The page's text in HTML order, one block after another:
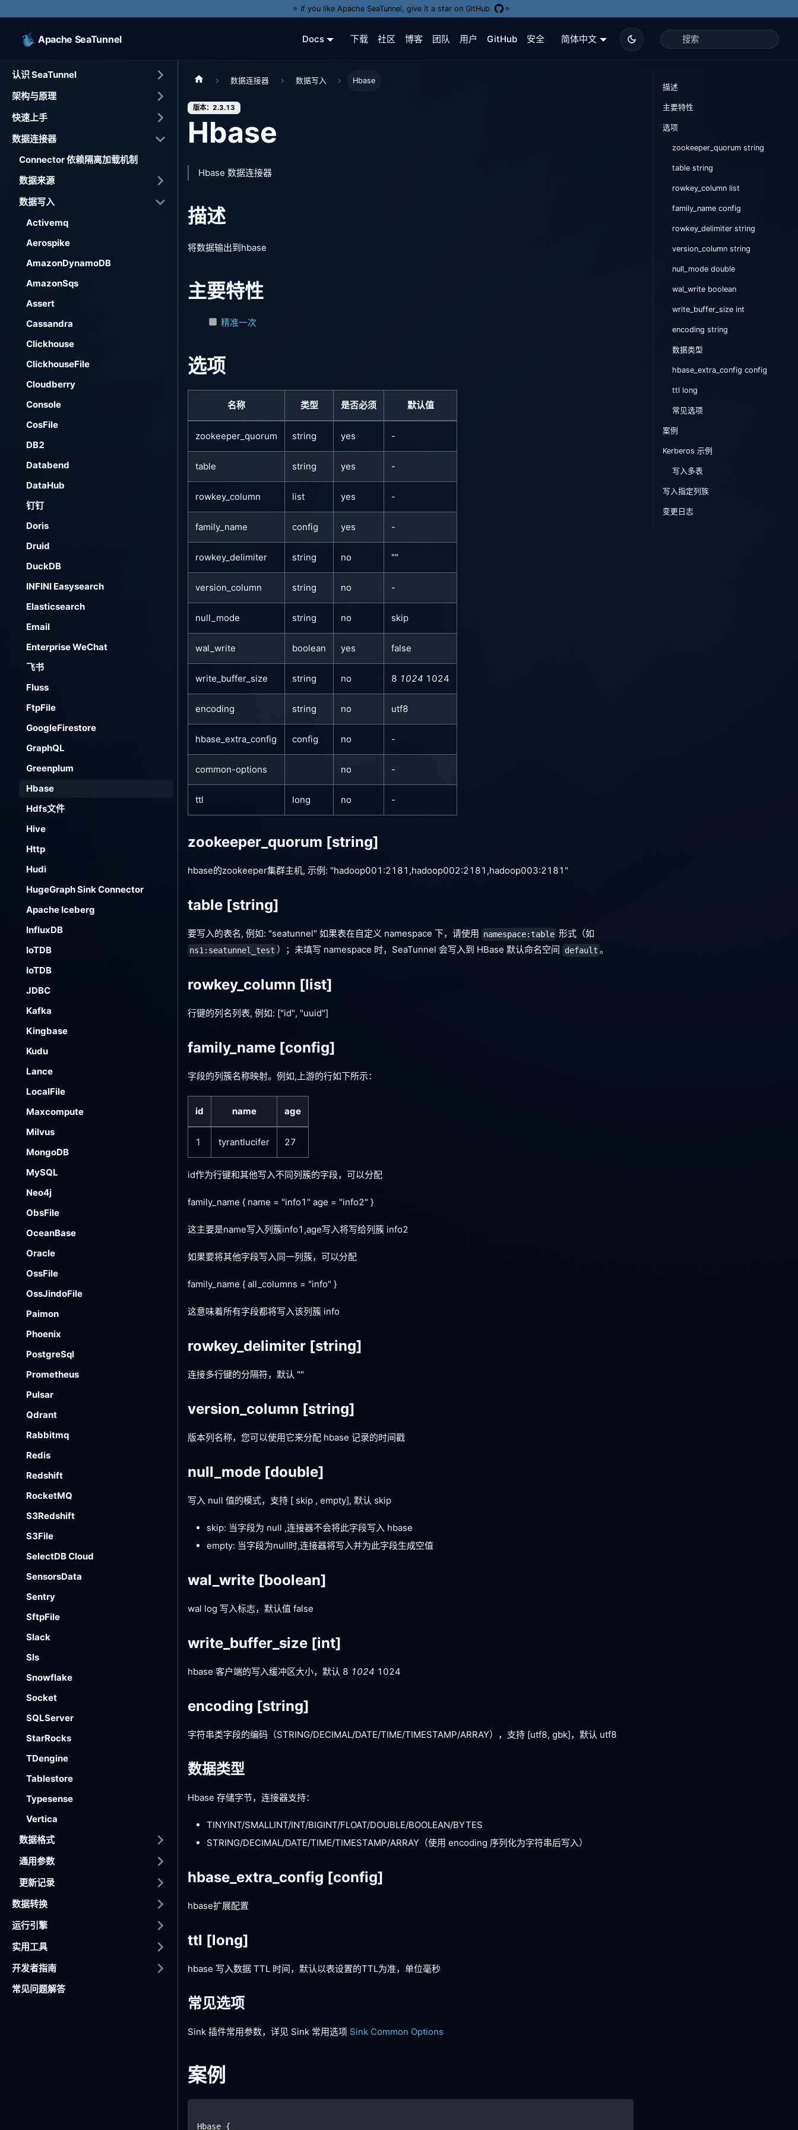
⭐️ If you like Apache SeaTunnel, give it a star on GitHub ⭐️
Apache SeaTunnel Docs 下载 社区 博客 团队 用户 GitHub 安全 简体中文
认识 SeaTunnel
架构与原理
快速上手
数据连接器
Connector 依赖隔离加载机制
数据来源
数据写入
Activemq
Aerospike
AmazonDynamoDB
AmazonSqs
Assert
Cassandra
Clickhouse
ClickhouseFile
Cloudberry
Console
CosFile
DB2
Databend
DataHub
钉钉
Doris
Druid
DuckDB
INFINI Easysearch
Elasticsearch
Email
Enterprise WeChat
飞书
Fluss
FtpFile
GoogleFirestore
GraphQL
Greenplum
Hbase
Hdfs文件
Hive
Http
Hudi
HugeGraph Sink Connector
Apache Iceberg
InfluxDB
IoTDB
IoTDB
JDBC
Kafka
Kingbase
Kudu
Lance
LocalFile
Maxcompute
Milvus
MongoDB
MySQL
Neo4j
ObsFile
OceanBase
Oracle
OssFile
OssJindoFile
Paimon
Phoenix
PostgreSql
Prometheus
Pulsar
Qdrant
Rabbitmq
Redis
Redshift
RocketMQ
S3Redshift
S3File
SelectDB Cloud
SensorsData
Sentry
SftpFile
Slack
Sls
Snowflake
Socket
SQLServer
StarRocks
TDengine
Tablestore
Typesense
Vertica
数据格式
通用参数
更新记录
数据转换
运行引擎
实用工具
开发者指南
常见问题解答
数据连接器 数据写入 Hbase
版本：2.3.13
Hbase
Hbase 数据连接器
描述
将数据输出到hbase
主要特性
精准一次
选项
名称 类型 是否必须 默认值
zookeeper_quorum string yes -
table string yes -
rowkey_column list yes -
family_name config yes -
rowkey_delimiter string no ""
version_column string no -
null_mode string no skip
wal_write boolean yes false
write_buffer_size string no 8 1024 1024
encoding string no utf8
hbase_extra_config config no -
common-options no -
ttl long no -
zookeeper_quorum [string]
hbase的zookeeper集群主机, 示例: "hadoop001:2181,hadoop002:2181,hadoop003:2181"
table [string]
要写入的表名, 例如: "seatunnel" 如果表在自定义 namespace 下，请使用 namespace:table 形式（如
ns1:seatunnel_test ）；未填写 namespace 时，SeaTunnel 会写入到 HBase 默认命名空间 default 。
rowkey_column [list]
行键的列名列表, 例如: ["id", "uuid"]
family_name [config]
字段的列簇名称映射。例如,上游的行如下所示：
id name age
1 tyrantlucifer 27
id作为行键和其他写入不同列簇的字段，可以分配
family_name { name = "info1" age = "info2" }
这主要是name写入列簇info1,age写入将写给列簇 info2
如果要将其他字段写入同一列簇，可以分配
family_name { all_columns = "info" }
这意味着所有字段都将写入该列簇 info
rowkey_delimiter [string]
连接多行键的分隔符，默认 ""
version_column [string]
版本列名称，您可以使用它来分配 hbase 记录的时间戳
null_mode [double]
写入 null 值的模式，支持 [ skip , empty], 默认 skip
skip: 当字段为 null ,连接器不会将此字段写入 hbase
empty: 当字段为null时,连接器将写入并为此字段生成空值
wal_write [boolean]
wal log 写入标志，默认值 false
write_buffer_size [int]
hbase 客户端的写入缓冲区大小，默认 8 1024 1024
encoding [string]
字符串类字段的编码（STRING/DECIMAL/DATE/TIME/TIMESTAMP/ARRAY），支持 [utf8, gbk]，默认 utf8
数据类型
Hbase 存储字节，连接器支持：
TINYINT/SMALLINT/INT/BIGINT/FLOAT/DOUBLE/BOOLEAN/BYTES
STRING/DECIMAL/DATE/TIME/TIMESTAMP/ARRAY（使用 encoding 序列化为字符串后写入）
hbase_extra_config [config]
hbase扩展配置
ttl [long]
hbase 写入数据 TTL 时间，默认以表设置的TTL为准，单位毫秒
常见选项
Sink 插件常用参数，详见 Sink 常用选项 Sink Common Options
案例
Hbase {
描述
主要特性
选项
zookeeper_quorum string
table string
rowkey_column list
family_name config
rowkey_delimiter string
version_column string
null_mode double
wal_write boolean
write_buffer_size int
encoding string
数据类型
hbase_extra_config config
ttl long
常见选项
案例
Kerberos 示例
写入多表
写入指定列族
变更日志